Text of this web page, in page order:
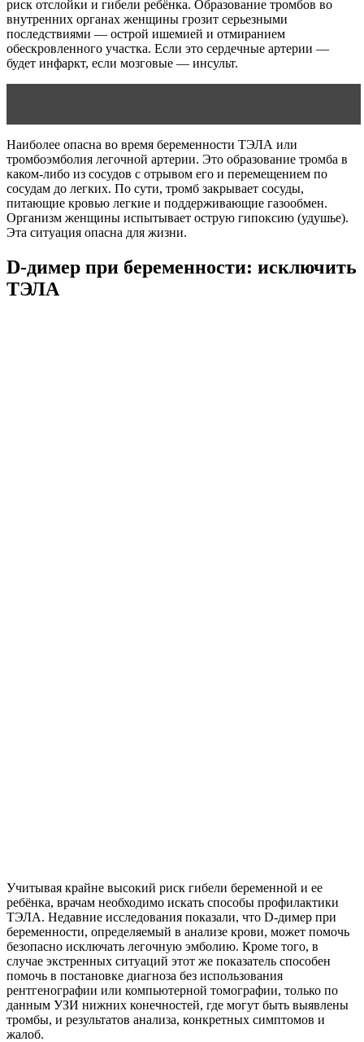
риск отслойки и гибели ребёнка. Образование тромбов во
внутренних органах женщины грозит серьезными
последствиями — острой ишемией и отмиранием
обескровленного участка. Если это сердечные артерии —
будет инфаркт, если мозговые — инсульт.
Наиболее опасна во время беременности ТЭЛА или
тромбоэмболия легочной артерии. Это образование тромба в
каком-либо из сосудов с отрывом его и перемещением по
сосудам до легких. По сути, тромб закрывает сосуды,
питающие кровью легкие и поддерживающие газообмен.
Организм женщины испытывает острую гипоксию (удушье).
Эта ситуация опасна для жизни.
D-димер при беременности: исключить
ТЭЛА
Учитывая крайне высокий риск гибели беременной и ее
ребёнка, врачам необходимо искать способы профилактики
ТЭЛА. Недавние исследования показали, что D-димер при
беременности, определяемый в анализе крови, может помочь
безопасно исключать легочную эмболию. Кроме того, в
случае экстренных ситуаций этот же показатель способен
помочь в постановке диагноза без использования
рентгенографии или компьютерной томографии, только по
данным УЗИ нижних конечностей, где могут быть выявлены
тромбы, и результатов анализа, конкретных симптомов и
жалоб.